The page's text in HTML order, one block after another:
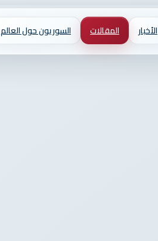
الأخبار المقالات السوريون حول العالم